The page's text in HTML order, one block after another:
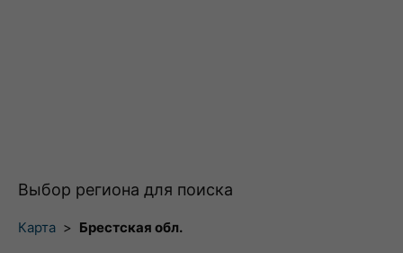
Выбор региона для поиска
Карта > Брестская обл.